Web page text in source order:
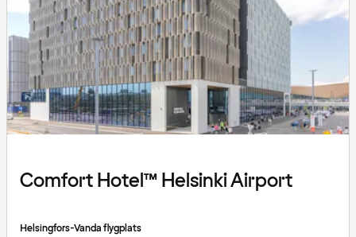
Comfort Hotel™ Helsinki Airport
Helsingfors-Vanda flygplats